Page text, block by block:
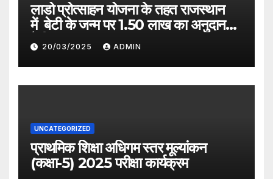
लाडो प्रोत्साहन योजना के तहत राजस्थान
में बेटी के जन्म पर 1.50 लाख का अनुदान
देगी सरकार
20/03/2025 ADMIN
UNCATEGORIZED
प्राथमिक शिक्षा अधिगम स्तर मूल्यांकन
(कक्षा-5) 2025 परीक्षा कार्यक्रम